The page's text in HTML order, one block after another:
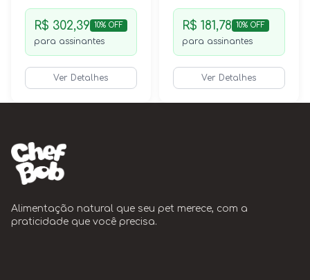
R$ 302,39 10% OFF
para assinantes
Ver Detalhes
R$ 181,78 10% OFF
para assinantes
Ver Detalhes
Alimentação natural que seu pet merece, com a
praticidade que você precisa.